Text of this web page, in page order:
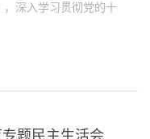
深入学习贯彻党的十
题民主生活会